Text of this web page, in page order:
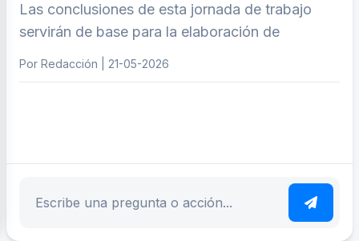
Las conclusiones de esta jornada de trabajo
servirán de base para la elaboración de
Por Redacción | 21-05-2026
Escribe tu pregunta